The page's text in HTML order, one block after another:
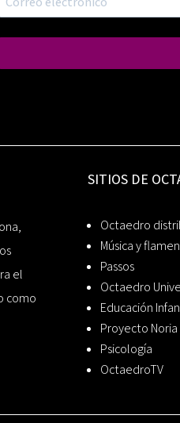
el
como
SITIOS DE
Octaedro
Música y
Passos
Octaedro
Educación
Proyecto Noria
Psicología
OctaedroTV